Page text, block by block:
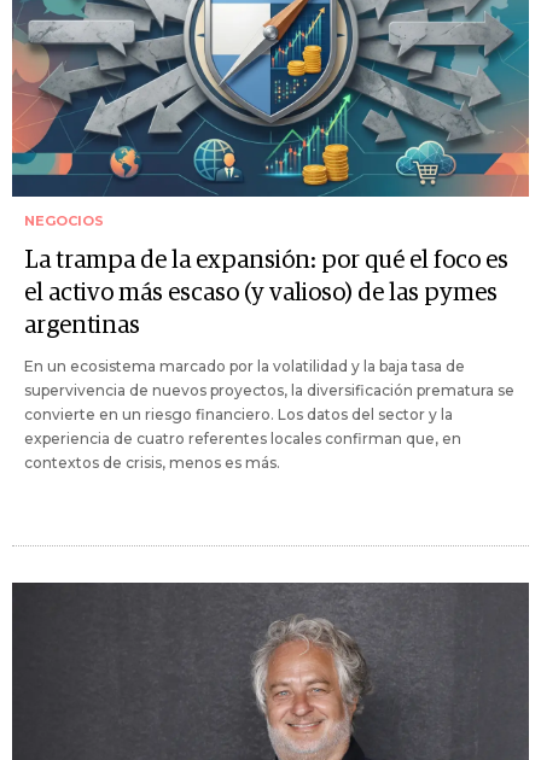
NEGOCIOS
La trampa de la expansión: por qué el foco es
el activo más escaso (y valioso) de las pymes
argentinas
En un ecosistema marcado por la volatilidad y la baja tasa de
supervivencia de nuevos proyectos, la diversificación prematura se
convierte en un riesgo financiero. Los datos del sector y la
experiencia de cuatro referentes locales confirman que, en
contextos de crisis, menos es más.